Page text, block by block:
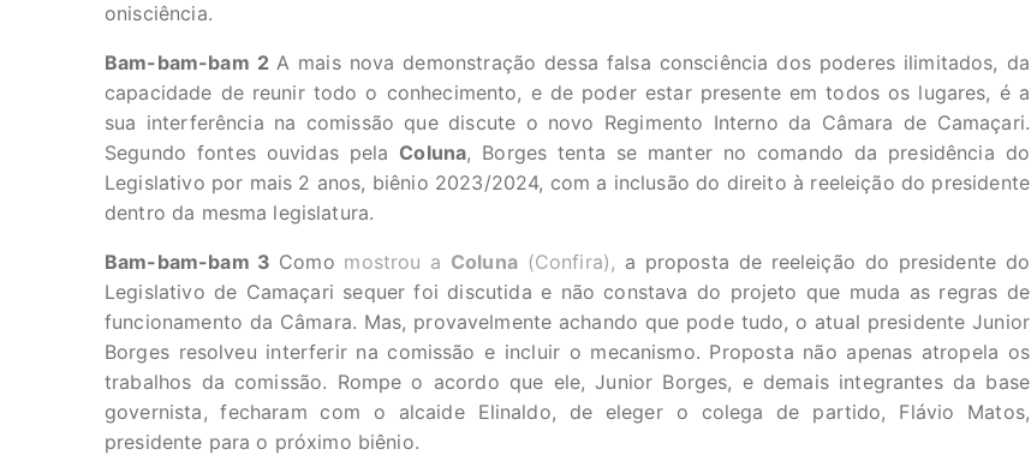
onisciência.
Bam-bam-bam 2 A mais nova demonstração dessa falsa consciência dos poderes ilimitados, da
capacidade de reunir todo o conhecimento, e de poder estar presente em todos os lugares, é a
sua interferência na comissão que discute o novo Regimento Interno da Câmara de Camaçari.
Segundo fontes ouvidas pela Coluna, Borges tenta se manter no comando da presidência do
Legislativo por mais 2 anos, biênio 2023/2024, com a inclusão do direito à reeleição do presidente
dentro da mesma legislatura.
Bam-bam-bam 3 Como mostrou a Coluna(Confira), a proposta de reeleição do presidente do
Legislativo de Camaçari sequer foi discutida e não constava do projeto que muda as regras de
funcionamento da Câmara. Mas, provavelmente achando que pode tudo, o atual presidente Junior
Borges resolveu interferir na comissão e incluir o mecanismo. Proposta não apenas atropela os
trabalhos da comissão. Rompe o acordo que ele, Junior Borges, e demais integrantes da base
governista, fecharam com o alcaide Elinaldo, de eleger o colega de partido, Flávio Matos,
presidente para o próximo biênio.